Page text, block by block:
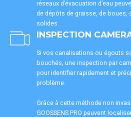
réseaux d’évacuation d’eau
de dépôts de graisse, de boues,
solides.
INSPECTION
Si vos canalisations ou égouts
bouchés, une inspection par
pour identifier rapidement et
problème.
Grâce à cette méthode non
GOOSSENS PRO peuvent